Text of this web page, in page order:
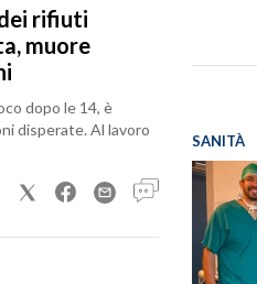
rifiuti
muore
dopo le 14, è
disperate. Al lavoro
SANITÀ